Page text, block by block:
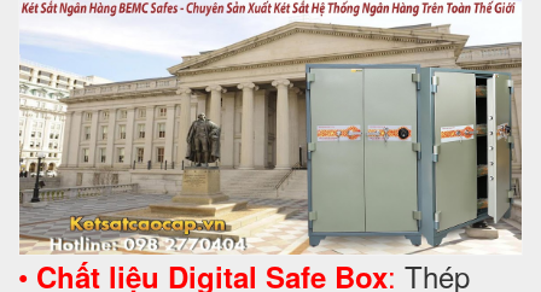
• Chất liệu Digital Safe Box: Thép